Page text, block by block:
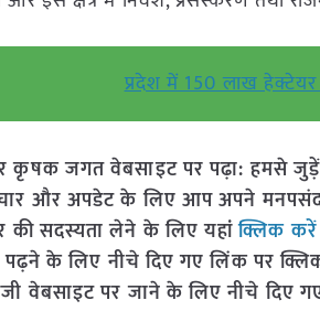
प्रदेश में 150 लाख
कृषक जगत वेबसाइट पर पढ़ा: हमसे जुड़ें
और अपडेट के लिए आप अपने
सदस्यता लेने के लिए यहांक्लिक करें
के लिए नीचे दिए गए लिंक पर
वेबसाइट पर जाने के लिए नीचे दिए